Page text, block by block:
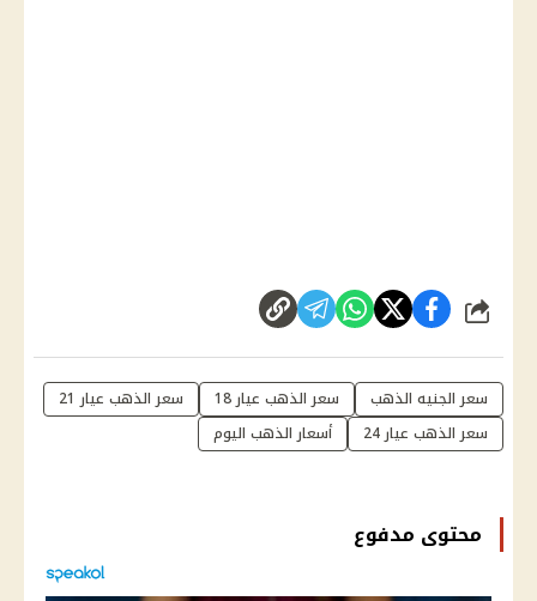
شارك
سعر الجنيه الذهب سعر الذهب عيار 18
سعر الذهب عيار 21
سعر الذهب عيار 24
أسعار الذهب اليوم
محتوى مدفوع